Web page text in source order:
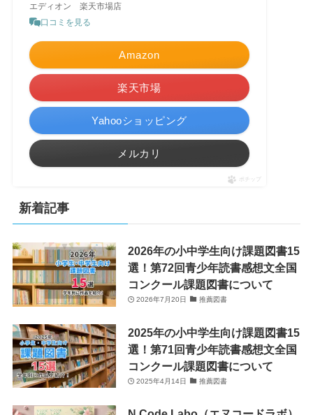
エディオン 楽天市場店
口コミを見る
Amazon
楽天市場
Yahooショッピング
メルカリ
ポチップ
新着記事
2026年の小中学生向け課題図書15
選！第72回青少年読書感想文全国
コンクール課題図書について
2026年7月20日 推薦図書
2025年の小中学生向け課題図書15
選！第71回青少年読書感想文全国
コンクール課題図書について
2025年4月14日 推薦図書